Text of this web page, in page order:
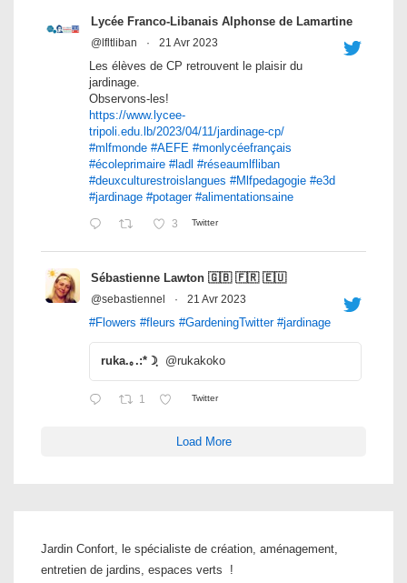
Lycée Franco-Libanais Alphonse de Lamartine
@lfltliban · 21 Avr 2023
Les élèves de CP retrouvent le plaisir du
jardinage.
Observons-les!
https://www.lycee-
tripoli.edu.lb/2023/04/11/jardinage-cp/
#mlfmonde #AEFE #monlycéefrançais
#écoleprimaire #ladl #réseaumlfliban
#deuxculturestroislangues #Mlfpedagogie #e3d
#jardinage #potager #alimentationsaine
3 Twitter
Sébastienne Lawton 🇬🇧 🇫🇷 🇪🇺
@sebastiennel · 21 Avr 2023
#Flowers #fleurs #GardeningTwitter #jardinage
ruka.｡.:*☽ฺ @rukakoko
1 Twitter
Load More
Jardin Confort, le spécialiste de création, aménagement,
entretien de jardins, espaces verts !